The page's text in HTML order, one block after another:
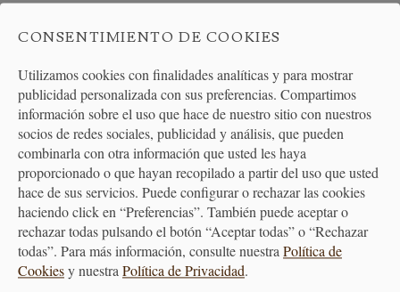
CONOCE A RUBÉN AMRO, JEFE DE COCINA DE KOMA
PRODUCTOS
RELACIONADOS
CONSENTIMIENTO DE COOKIES
Utilizamos cookies con finalidades analíticas y para mostrar
publicidad personalizada con sus preferencias. Compartimos
información sobre el uso que hace de nuestro sitio con nuestros
socios de redes sociales, publicidad y análisis, que pueden
combinarla con otra información que usted les haya
proporcionado o que hayan recopilado a partir del uso que usted
hace de sus servicios. Puede configurar o rechazar las cookies
haciendo click en “Preferencias”. También puede aceptar o
rechazar todas pulsando el botón “Aceptar todas” o “Rechazar
todas”. Para más información, consulte nuestra Política de
Cookiesy nuestra Política de Privacidad.